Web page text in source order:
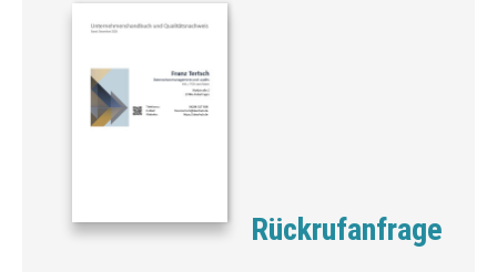
Rückrufanfrage